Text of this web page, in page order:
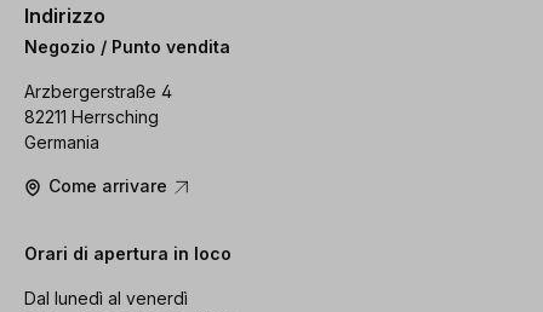
Indirizzo
Negozio / Punto vendita
Arzbergerstraße 4
82211 Herrsching
Germania
Come arrivare
Orari di apertura in loco
Dal lunedì al venerdì